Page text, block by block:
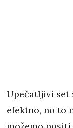
Upečatljivi set
efektno, no to